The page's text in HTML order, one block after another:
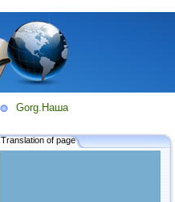
Gorg.Наша
Translation of page